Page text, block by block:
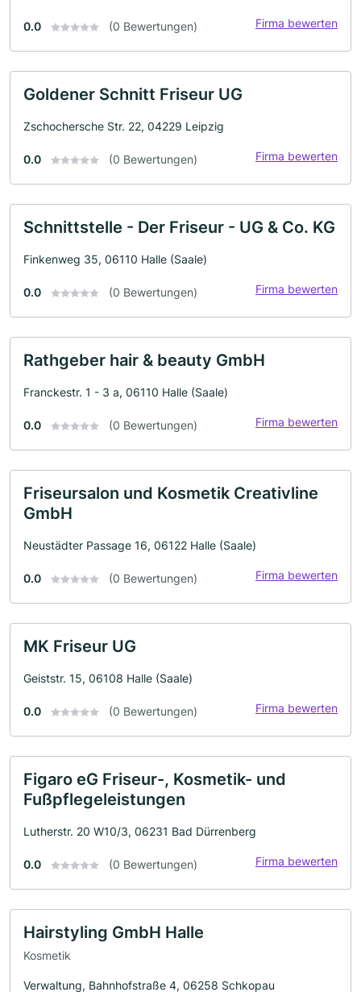
0.0 (0 Bewertungen) Firma bewerten
Goldener Schnitt Friseur UG
Zschochersche Str. 22, 04229 Leipzig
0.0 (0 Bewertungen) Firma bewerten
Schnittstelle - Der Friseur - UG & Co. KG
Finkenweg 35, 06110 Halle (Saale)
0.0 (0 Bewertungen) Firma bewerten
Rathgeber hair & beauty GmbH
Franckestr. 1 - 3 a, 06110 Halle (Saale)
0.0 (0 Bewertungen) Firma bewerten
Friseursalon und Kosmetik Creativline
GmbH
Neustädter Passage 16, 06122 Halle (Saale)
0.0 (0 Bewertungen) Firma bewerten
MK Friseur UG
Geiststr. 15, 06108 Halle (Saale)
0.0 (0 Bewertungen) Firma bewerten
Figaro eG Friseur-, Kosmetik- und
Fußpflegeleistungen
Lutherstr. 20 W10/3, 06231 Bad Dürrenberg
0.0 (0 Bewertungen) Firma bewerten
Hairstyling GmbH Halle
Kosmetik
Verwaltung, Bahnhofstraße 4, 06258 Schkopau